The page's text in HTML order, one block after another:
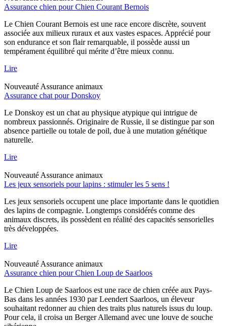
Assurance chien pour Chien Courant Bernois
Le Chien Courant Bernois est une race encore discrète, souvent
associée aux milieux ruraux et aux vastes espaces. Apprécié pour
son endurance et son flair remarquable, il possède aussi un
tempérament équilibré qui mérite d’être mieux connu.
Lire
NouveautéAssurance animaux
Assurance chat pour Donskoy
Le Donskoy est un chat au physique atypique qui intrigue de
nombreux passionnés. Originaire de Russie, il se distingue par son
absence partielle ou totale de poil, due à une mutation génétique
naturelle.
Lire
NouveautéAssurance animaux
Les jeux sensoriels pour lapins : stimuler les 5 sens !
Les jeux sensoriels occupent une place importante dans le quotidien
des lapins de compagnie. Longtemps considérés comme des
animaux discrets, ils possèdent en réalité des capacités sensorielles
très développées.
Lire
NouveautéAssurance animaux
Assurance chien pour Chien Loup de Saarloos
Le Chien Loup de Saarloos est une race de chien créée aux Pays-
Bas dans les années 1930 par Leendert Saarloos, un éleveur
souhaitant redonner au chien des traits plus naturels issus du loup.
Pour cela, il croisa un Berger Allemand avec une louve de souche